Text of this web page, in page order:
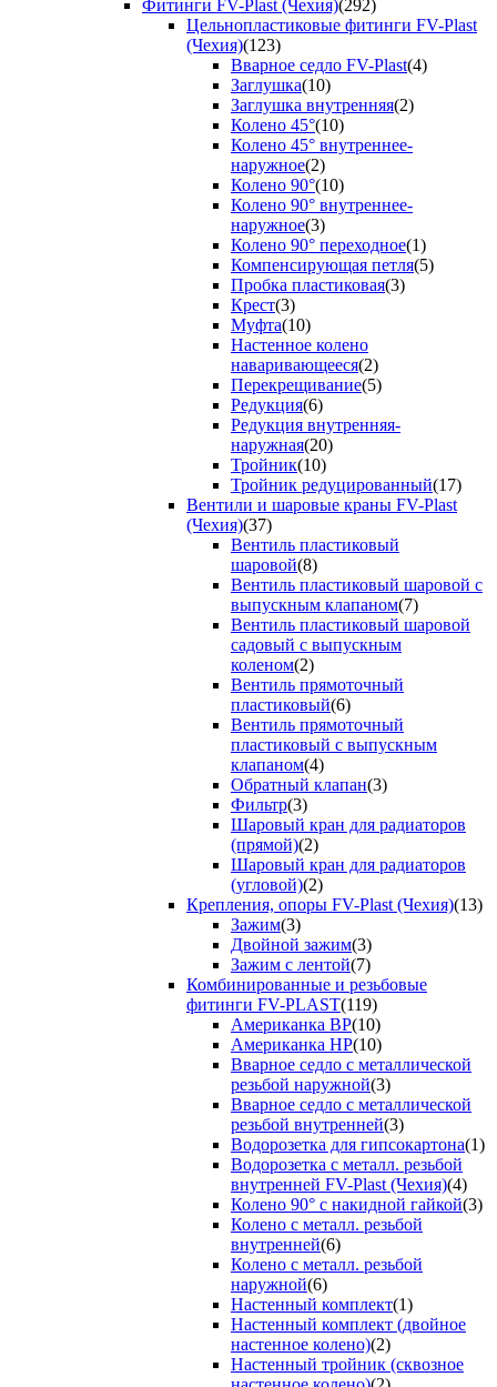
Фитинги FV-Plast (Чехия)(292)
Цельнопластиковые фитинги FV-Plast
(Чехия)(123)
Вварное седло FV-Plast(4)
Заглушка(10)
Заглушка внутренняя(2)
Колено 45°(10)
Колено 45° внутреннее-
наружное(2)
Колено 90°(10)
Колено 90° внутреннее-
наружное(3)
Колено 90° переходное(1)
Компенсирующая петля(5)
Пробка пластиковая(3)
Крест(3)
Муфта(10)
Настенное колено
наваривающееся(2)
Перекрещивание(5)
Редукция(6)
Редукция внутренняя-
наружная(20)
Тройник(10)
Тройник редуцированный(17)
Вентили и шаровые краны FV-Plast
(Чехия)(37)
Вентиль пластиковый
шаровой(8)
Вентиль пластиковый шаровой с
выпускным клапаном(7)
Вентиль пластиковый шаровой
садовый с выпускным
коленом(2)
Вентиль прямоточный
пластиковый(6)
Вентиль прямоточный
пластиковый с выпускным
клапаном(4)
Обратный клапан(3)
Фильтр(3)
Шаровый кран для радиаторов
(прямой)(2)
Шаровый кран для радиаторов
(угловой)(2)
Крепления, опоры FV-Plast (Чехия)(13)
Зажим(3)
Двойной зажим(3)
Зажим с лентой(7)
Комбинированные и резьбовые
фитинги FV-PLAST(119)
Американка ВР(10)
Американка НР(10)
Вварное седло с металлической
резьбой наружной(3)
Вварное седло с металлической
резьбой внутренней(3)
Водорозетка для гипсокартона(1)
Водорозетка с металл. резьбой
внутренней FV-Plast (Чехия)(4)
Колено 90° с накидной гайкой(3)
Колено с металл. резьбой
внутренней(6)
Колено с металл. резьбой
наружной(6)
Настенный комплект(1)
Настенный комплект (двойное
настенное колено)(2)
Настенный тройник (сквозное